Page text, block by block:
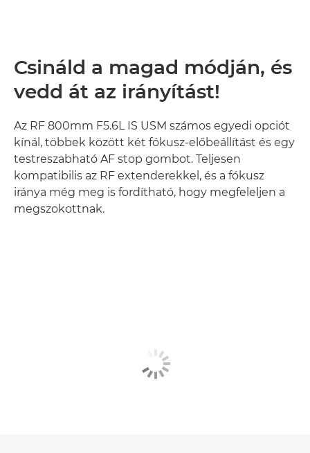
Csináld a magad módján, és
vedd át az irányítást!
Az RF 800mm F5.6L IS USM számos egyedi opciót
kínál, többek között két fókusz-előbeállítást és egy
testreszabható AF stop gombot. Teljesen
kompatibilis az RF extenderekkel, és a fókusz
iránya még meg is fordítható, hogy megfeleljen a
megszokottnak.